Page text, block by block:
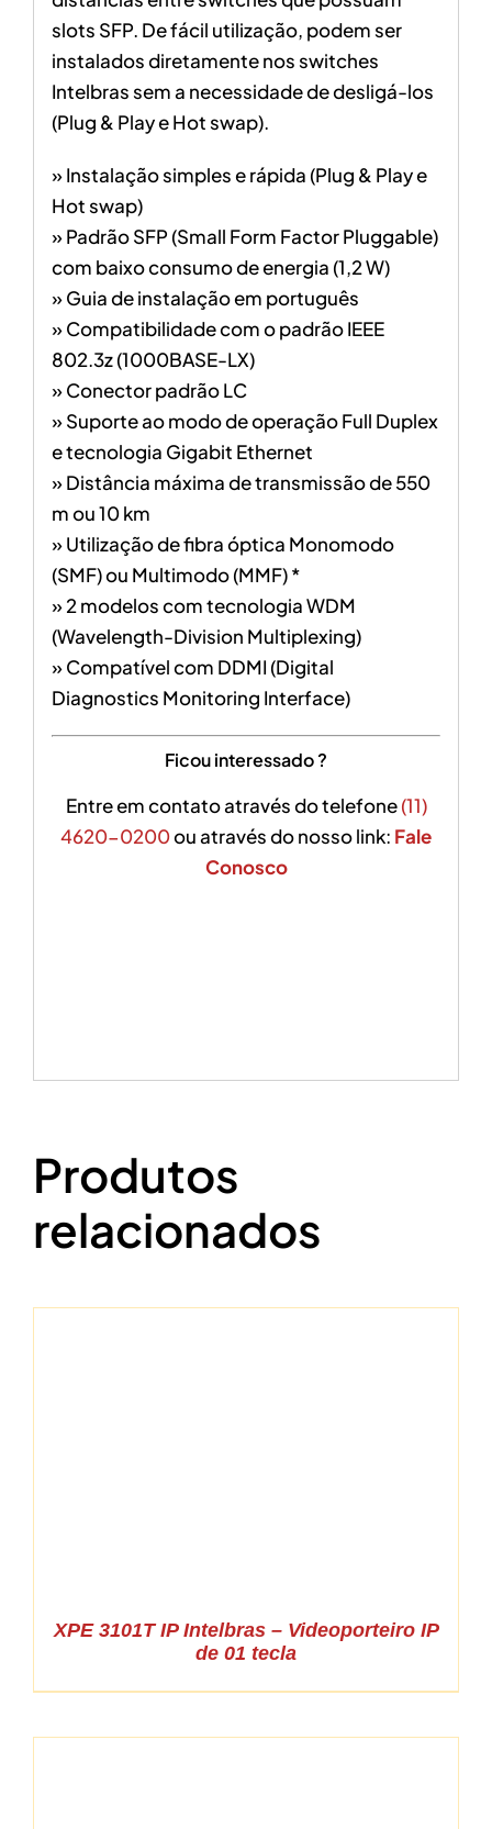
slots SFP. De fácil utilização, podem ser
instalados diretamente nos switches
Intelbras sem a necessidade de desligá-los
(Plug & Play e Hot swap).
» Instalação simples e rápida (Plug & Play e
Hot swap)
» Padrão SFP (Small Form Factor Pluggable)
com baixo consumo de energia (1,2 W)
» Guia de instalação em português
» Compatibilidade com o padrão IEEE
802.3z (1000BASE-LX)
» Conector padrão LC
» Suporte ao modo de operação Full Duplex
e tecnologia Gigabit Ethernet
» Distância máxima de transmissão de 550
m ou 10 km
» Utilização de fibra óptica Monomodo
(SMF) ou Multimodo (MMF) *
» 2 modelos com tecnologia WDM
(Wavelength-Division Multiplexing)
» Compatível com DDMI (Digital
Diagnostics Monitoring Interface)
Ficou interessado ?
Entre em contato através do telefone(11)
4620-0200ou através do nosso link: Fale
Conosco
Produtos
relacionados
XPE 3101T IP Intelbras – Videoporteiro IP
de 01 tecla